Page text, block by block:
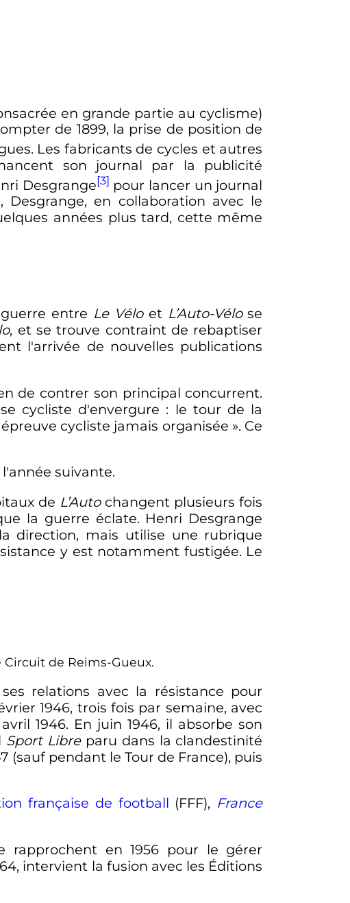
en grande partie au cyclisme)
de 1899, la prise de position de
Les fabricants de cycles et autres
son journal par la publicité
Desgrange[3] pour lancer un journal
en collaboration avec le
années plus tard, cette même
entre Le Véloet L’Auto-Vélose
, et se trouve contraint de rebaptiser
l'arrivée de nouvelles publications
de contrer son principal concurrent.
cycliste d'envergure : le tour de la
cycliste jamais organisée ». Ce
suivante.
de L’Autochangent plusieurs fois
la guerre éclate. Henri Desgrange
direction, mais utilise une rubrique
y est notamment fustigée. Le
de Reims-Gueux.
relations avec la résistance pour
1946, trois fois par semaine, avec
1946. En juin 1946, il absorbe son
Sport Libreparu dans la clandestinité
(sauf pendant le Tour de France), puis
française de football (FFF), France
rapprochent en 1956 pour le gérer
intervient la fusion avec les Éditions